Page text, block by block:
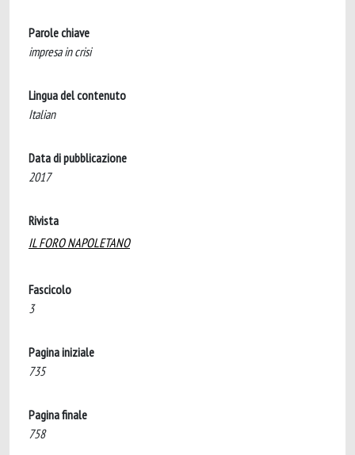
Parole chiave
impresa in crisi
Lingua del contenuto
Italian
Data di pubblicazione
2017
Rivista
IL FORO NAPOLETANO
Fascicolo
3
Pagina iniziale
735
Pagina finale
758